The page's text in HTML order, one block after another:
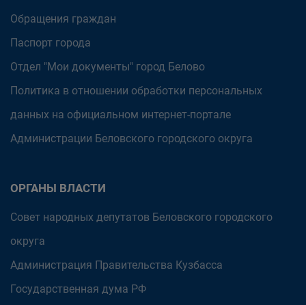
Обращения граждан
Паспорт города
Отдел "Мои документы" город Белово
Политика в отношении обработки персональных
данных на официальном интернет-портале
Администрации Беловского городского округа
ОРГАНЫ ВЛАСТИ
Совет народных депутатов Беловского городского
округа
Администрация Правительства Кузбасса
Государственная дума РФ